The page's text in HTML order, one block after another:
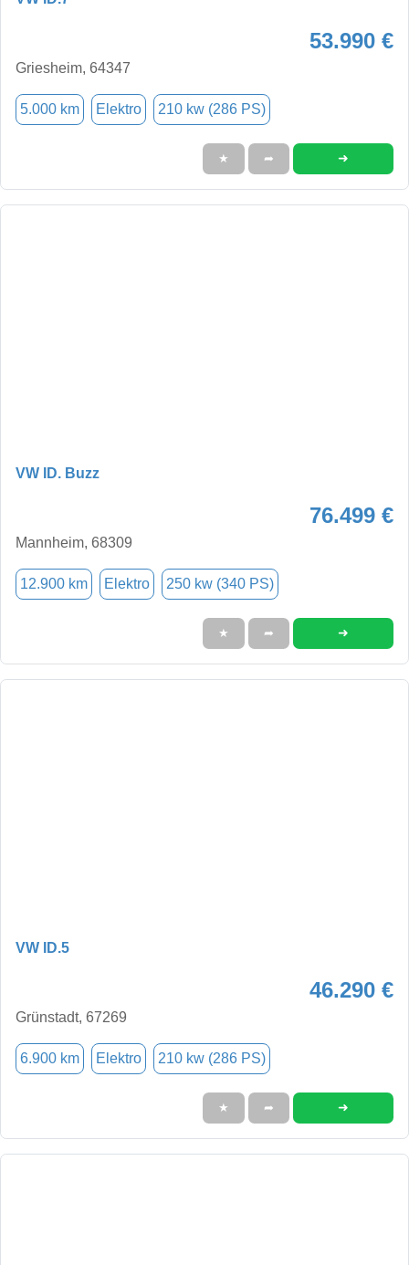
53.990 €
Griesheim, 64347
5.000 km Elektro 210 kw (286 PS)
★ ➦ ➜
VW ID. Buzz
76.499 €
Mannheim, 68309
12.900 km Elektro 250 kw (340 PS)
★ ➦ ➜
VW ID.5
46.290 €
Grünstadt, 67269
6.900 km Elektro 210 kw (286 PS)
★ ➦ ➜